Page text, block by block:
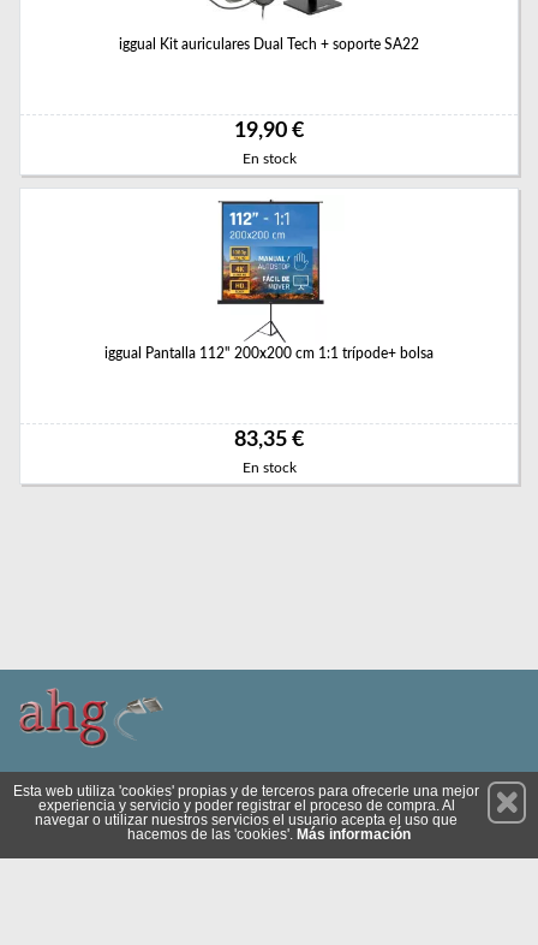
iggual Kit auriculares Dual Tech + soporte SA22
19,90 €
En stock
iggual Pantalla 112" 200x200 cm 1:1 trípode+ bolsa
83,35 €
En stock
Suscríbete
Esta web utiliza 'cookies' propias y de terceros para ofrecerle una mejor
experiencia y servicio y poder registrar el proceso de compra. Al
navegar o utilizar nuestros servicios el usuario acepta el uso que
hacemos de las 'cookies'. Más información